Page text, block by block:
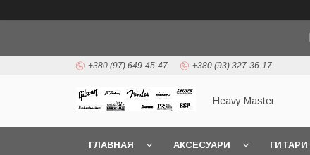
+380 (97) 649-45-47 +380 (93) 327-36-17
Heavy Master
ГЛАВНАЯ АКСЕСУАРИ ГИТАРИ